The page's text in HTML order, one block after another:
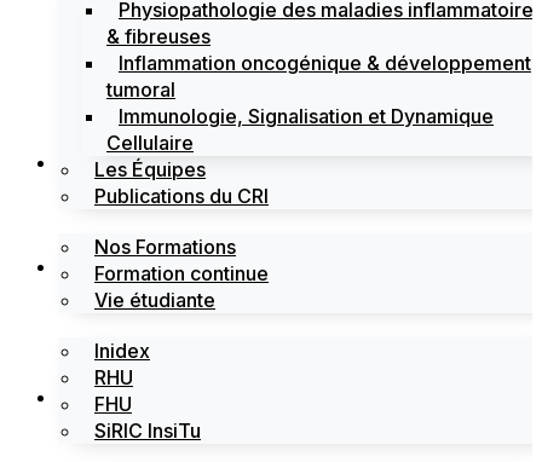
Physiopathologie des maladies inflammatoires
& fibreuses
Inflammation oncogénique & développement
tumoral
Immunologie, Signalisation et Dynamique
Cellulaire
Les Équipes
Publications du CRI
Formations
Nos Formations
Formation continue
Vie étudiante
Labels
Inidex
RHU
FHU
SiRIC InsiTu
Les plateformes